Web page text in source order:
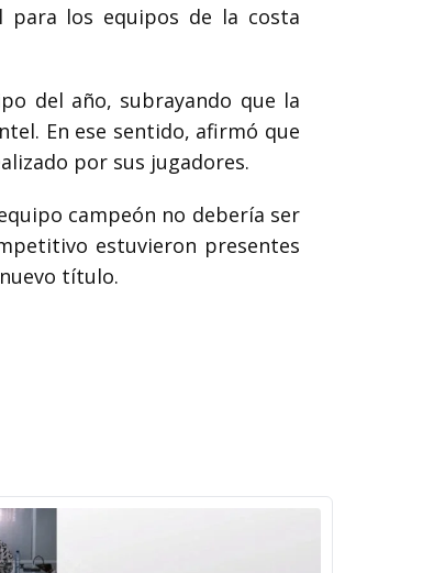
para los equipos de la costa
del año, subrayando que la
En ese sentido, afirmó que
por sus jugadores.
campeón no debería ser
estuvieron presentes
título.